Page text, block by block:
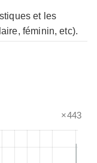
et les
féminin, etc).
×443